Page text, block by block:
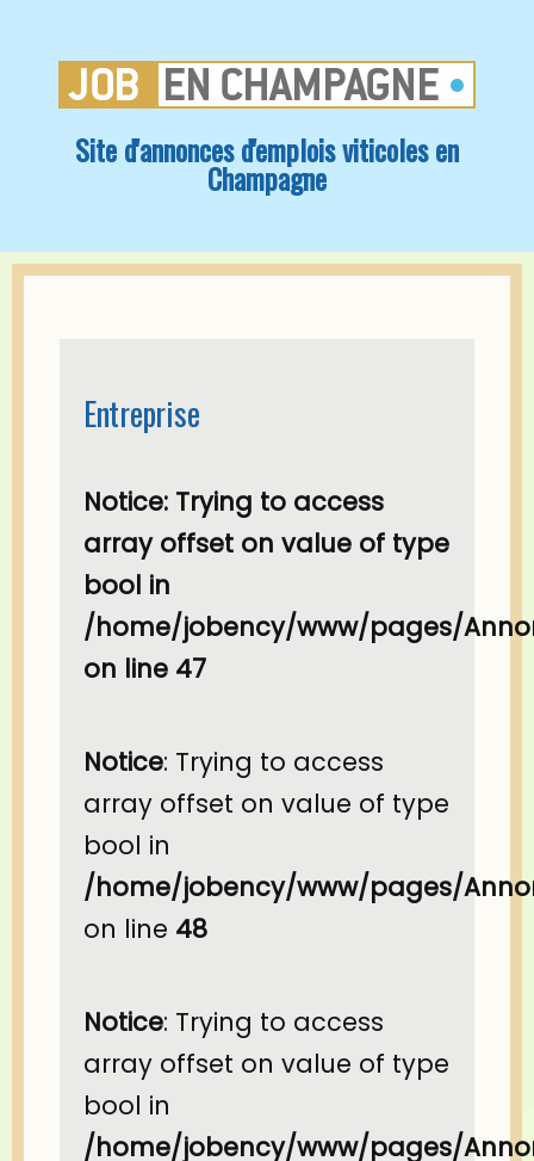
Site d'annonces d'emplois viticoles en
Champagne
Entreprise
Notice: Trying to access
array offset on value of type
bool in
/home/jobency/www/pages/
on line 47
Notice: Trying to access
array offset on value of type
bool in
/home/jobency/www/pages/
on line 48
Notice: Trying to access
array offset on value of type
bool in
/home/jobency/www/pages/